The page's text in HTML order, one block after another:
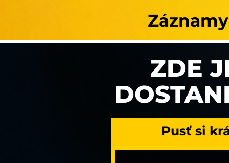
ZDE
Pusť si